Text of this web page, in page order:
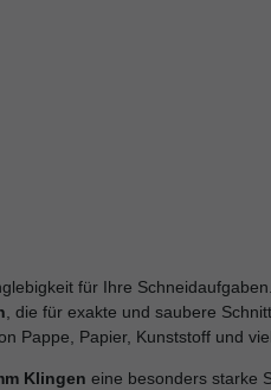
für Ihre
, die für exakte und saubere
Pappe, Papier, Kunststoff und
Klingen eine besonders starke